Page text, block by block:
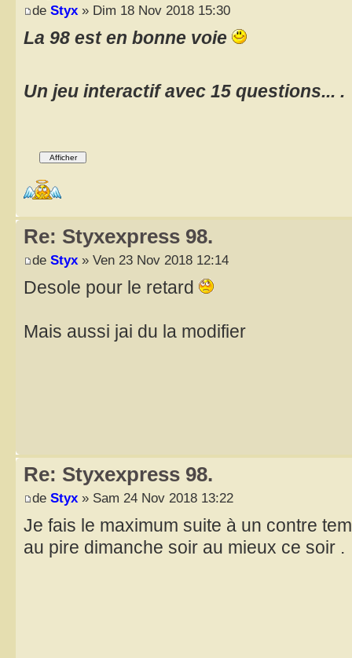
de Styx » Dim 18 Nov 2018 15:30
La 98 est en bonne voie
Un jeu interactif avec 15 questions... .
Re: Styxexpress 98.
de Styx » Ven 23 Nov 2018 12:14
Desole pour le retard
Mais aussi jai du la modifier
Re: Styxexpress 98.
de Styx » Sam 24 Nov 2018 13:22
Je fais le maximum suite à un contre
au pire dimanche soir au mieux ce soir .